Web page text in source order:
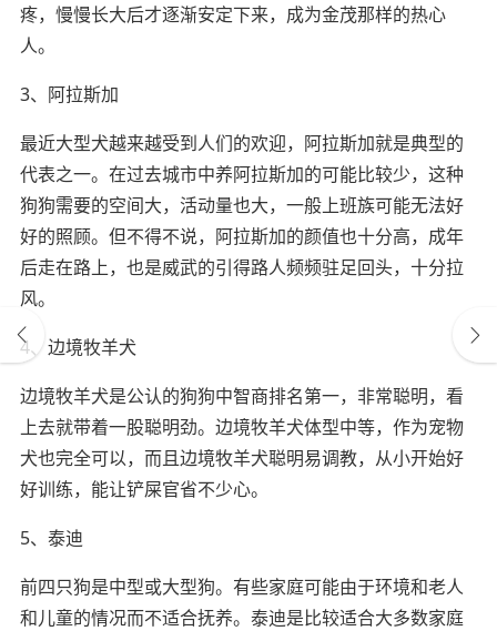
疼，慢慢长大后才逐渐安定下来，成为金茂那样的热心
人。
3、阿拉斯加
最近大型犬越来越受到人们的欢迎，阿拉斯加就是典型的
代表之一。在过去城市中养阿拉斯加的可能比较少，这种
狗狗需要的空间大，活动量也大，一般上班族可能无法好
好的照顾。但不得不说，阿拉斯加的颜值也十分高，成年
后走在路上，也是威武的引得路人频频驻足回头，十分拉
风。
4、边境牧羊犬
边境牧羊犬是公认的狗狗中智商排名第一，非常聪明，看
上去就带着一股聪明劲。边境牧羊犬体型中等，作为宠物
犬也完全可以，而且边境牧羊犬聪明易调教，从小开始好
好训练，能让铲屎官省不少心。
5、泰迪
前四只狗是中型或大型狗。有些家庭可能由于环境和老人
和儿童的情况而不适合抚养。泰迪是比较适合大多数家庭